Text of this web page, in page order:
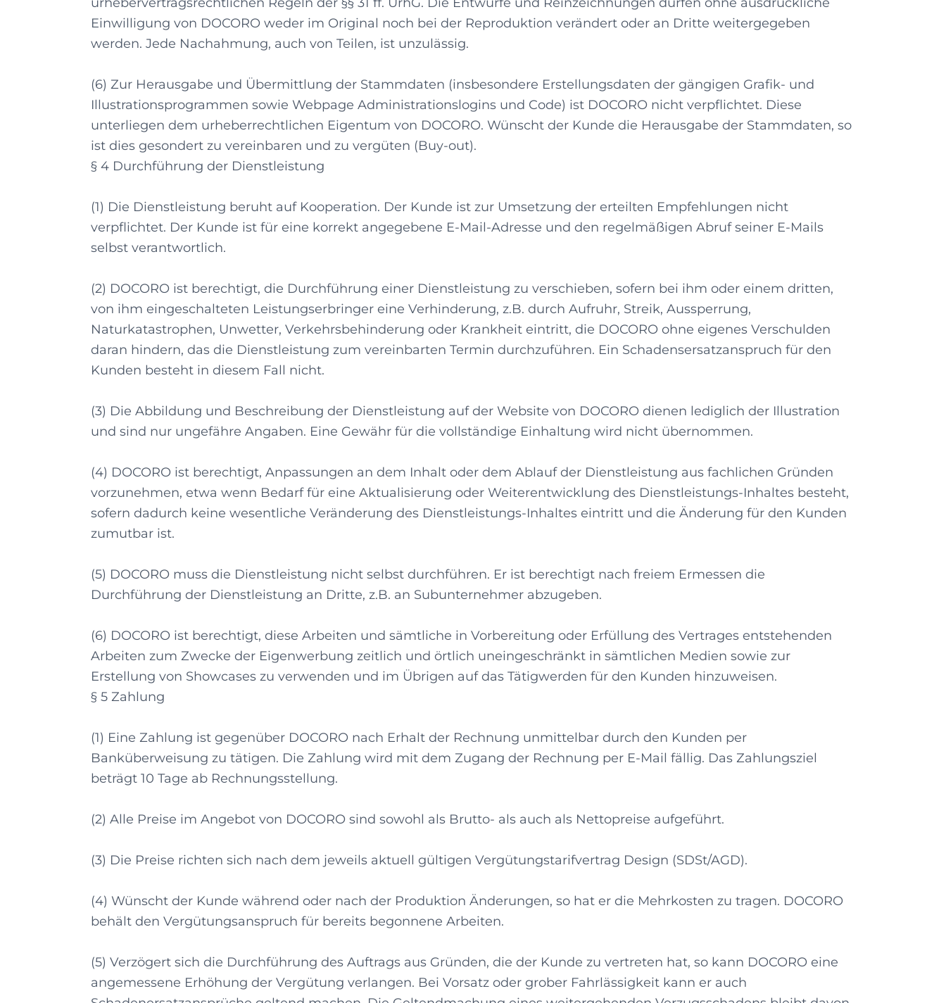
Einwilligung von DOCORO weder im Original noch bei der Reproduktion verändert oder an Dritte weitergegeben
werden. Jede Nachahmung, auch von Teilen, ist unzulässig.
(6) Zur Herausgabe und Übermittlung der Stammdaten (insbesondere Erstellungsdaten der gängigen Grafik- und
Illustrationsprogrammen sowie Webpage Administrationslogins und Code) ist DOCORO nicht verpflichtet. Diese
unterliegen dem urheberrechtlichen Eigentum von DOCORO. Wünscht der Kunde die Herausgabe der Stammdaten, so
ist dies gesondert zu vereinbaren und zu vergüten (Buy-out).
§ 4 Durchführung der Dienstleistung
(1) Die Dienstleistung beruht auf Kooperation. Der Kunde ist zur Umsetzung der erteilten Empfehlungen nicht
verpflichtet. Der Kunde ist für eine korrekt angegebene E-Mail-Adresse und den regelmäßigen Abruf seiner E-Mails
selbst verantwortlich.
(2) DOCORO ist berechtigt, die Durchführung einer Dienstleistung zu verschieben, sofern bei ihm oder einem dritten,
von ihm eingeschalteten Leistungserbringer eine Verhinderung, z.B. durch Aufruhr, Streik, Aussperrung,
Naturkatastrophen, Unwetter, Verkehrsbehinderung oder Krankheit eintritt, die DOCORO ohne eigenes Verschulden
daran hindern, das die Dienstleistung zum vereinbarten Termin durchzuführen. Ein Schadensersatzanspruch für den
Kunden besteht in diesem Fall nicht.
(3) Die Abbildung und Beschreibung der Dienstleistung auf der Website von DOCORO dienen lediglich der Illustration
und sind nur ungefähre Angaben. Eine Gewähr für die vollständige Einhaltung wird nicht übernommen.
(4) DOCORO ist berechtigt, Anpassungen an dem Inhalt oder dem Ablauf der Dienstleistung aus fachlichen Gründen
vorzunehmen, etwa wenn Bedarf für eine Aktualisierung oder Weiterentwicklung des Dienstleistungs-Inhaltes besteht,
sofern dadurch keine wesentliche Veränderung des Dienstleistungs-Inhaltes eintritt und die Änderung für den Kunden
zumutbar ist.
(5) DOCORO muss die Dienstleistung nicht selbst durchführen. Er ist berechtigt nach freiem Ermessen die
Durchführung der Dienstleistung an Dritte, z.B. an Subunternehmer abzugeben.
(6) DOCORO ist berechtigt, diese Arbeiten und sämtliche in Vorbereitung oder Erfüllung des Vertrages entstehenden
Arbeiten zum Zwecke der Eigenwerbung zeitlich und örtlich uneingeschränkt in sämtlichen Medien sowie zur
Erstellung von Showcases zu verwenden und im Übrigen auf das Tätigwerden für den Kunden hinzuweisen.
§ 5 Zahlung
(1) Eine Zahlung ist gegenüber DOCORO nach Erhalt der Rechnung unmittelbar durch den Kunden per
Banküberweisung zu tätigen. Die Zahlung wird mit dem Zugang der Rechnung per E-Mail fällig. Das Zahlungsziel
beträgt 10 Tage ab Rechnungsstellung.
(2) Alle Preise im Angebot von DOCORO sind sowohl als Brutto- als auch als Nettopreise aufgeführt.
(3) Die Preise richten sich nach dem jeweils aktuell gültigen Vergütungstarifvertrag Design (SDSt/AGD).
(4) Wünscht der Kunde während oder nach der Produktion Änderungen, so hat er die Mehrkosten zu tragen. DOCORO
behält den Vergütungsanspruch für bereits begonnene Arbeiten.
(5) Verzögert sich die Durchführung des Auftrags aus Gründen, die der Kunde zu vertreten hat, so kann DOCORO eine
angemessene Erhöhung der Vergütung verlangen. Bei Vorsatz oder grober Fahrlässigkeit kann er auch